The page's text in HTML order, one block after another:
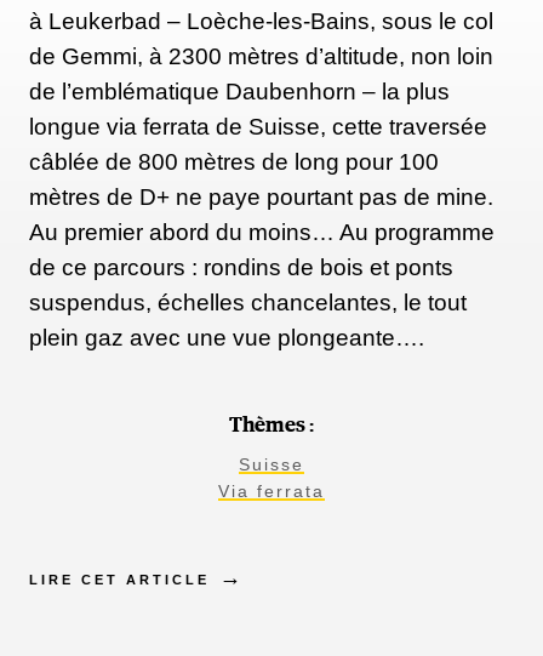
à Leukerbad – Loèche-les-Bains, sous le col
de Gemmi, à 2300 mètres d’altitude, non loin
de l’emblématique Daubenhorn – la plus
longue via ferrata de Suisse, cette traversée
câblée de 800 mètres de long pour 100
mètres de D+ ne paye pourtant pas de mine.
Au premier abord du moins… Au programme
de ce parcours : rondins de bois et ponts
suspendus, échelles chancelantes, le tout
plein gaz avec une vue plongeante….
Thèmes :
Suisse
Via ferrata
LIRE CET ARTICLE